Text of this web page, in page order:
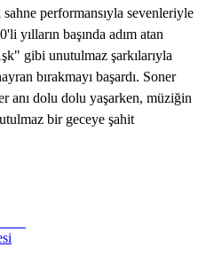
performansıyla sevenleriyle
yılların başında adım atan
gibi unutulmaz şarkılarıyla
bırakmayı başardı. Soner
anı dolu dolu yaşarken, müziğin
bir geceye şahit